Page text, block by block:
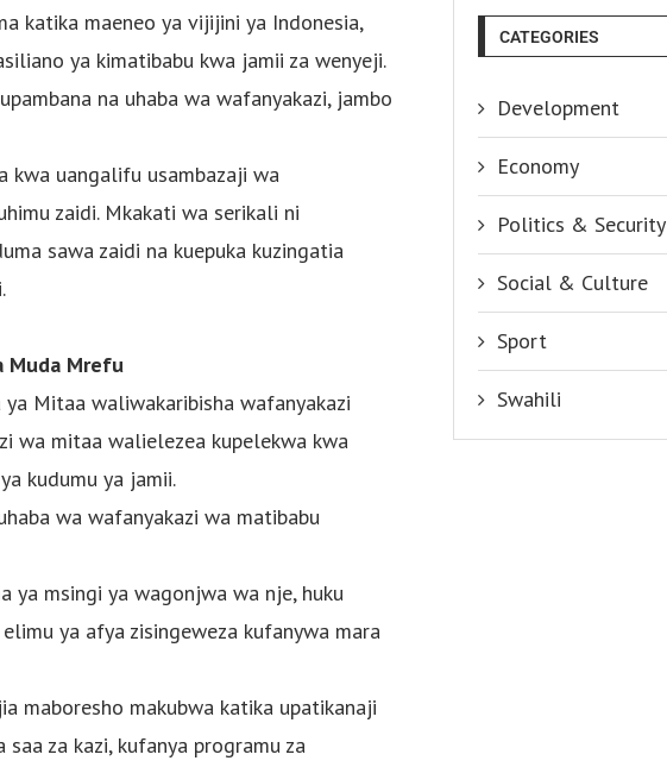
katika maeneo ya vijijini ya Indonesia,
ya kimatibabu kwa jamii za wenyeji.
na uhaba wa wafanyakazi, jambo
kwa uangalifu usambazaji wa
zaidi. Mkakati wa serikali ni
sawa zaidi na kuepuka kuzingatia
Muda Mrefu
Mitaa waliwakaribisha wafanyakazi
wa mitaa walielezea kupelekwa kwa
kudumu ya jamii.
wa wafanyakazi wa matibabu
ya msingi ya wagonjwa wa nje, huku
ya afya zisingeweza kufanywa mara
maboresho makubwa katika upatikanaji
za kazi, kufanya programu za
CATEGORIES
Development
Economy
Politics & Security
Social & Culture
Sport
Swahili